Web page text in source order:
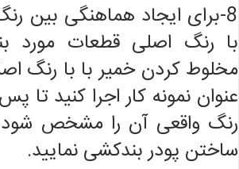
8-برای ایجاد هماهنگی بین
با رنگ اصلی قطعات مورد
مخلوط کردن خمیر با با رنگ
عنوان نمونه کار اجرا کنید
رنگ واقعی آن را مشخص
ساختن پودر بندکشی نمایید.